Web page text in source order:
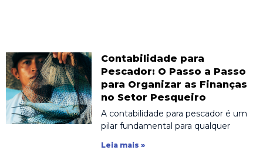
Contabilidade para
Pescador: O Passo a Passo
para Organizar as Finanças
no Setor Pesqueiro
A contabilidade para pescador é um
pilar fundamental para qualquer
Leia mais »